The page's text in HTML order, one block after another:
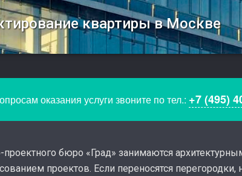
квартиры в Москве
оказания услуги звоните по тел.: +7 (495)
проектного бюро «Град» занимаются
проектов. Если переносятся